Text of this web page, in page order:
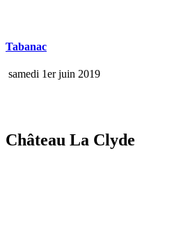
Tabanac
samedi 1er juin 2019
Château La Clyde